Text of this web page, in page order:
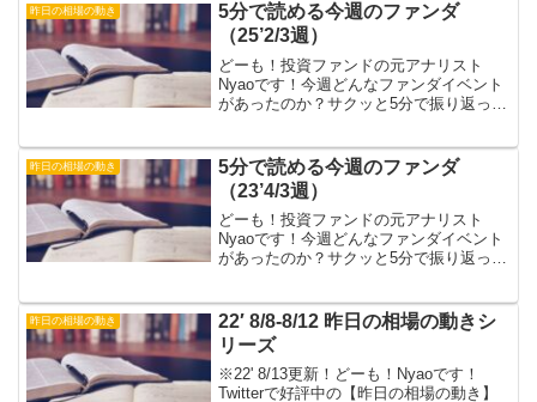
昨日の相場の動き
5分で読める今週のファンダ
（25’2/3週）
どーも！投資ファンドの元アナリスト
Nyaoです！今週どんなファンダイベント
があったのか？サクッと5分で振り返って
てるけど どうやってトレードに 活か
せばいい...
昨日の相場の動き
5分で読める今週のファンダ
（23’4/3週）
どーも！投資ファンドの元アナリスト
Nyaoです！今週どんなファンダイベント
があったのか？サクッと5分で振り返って
→Twitterフォローはこちらから！▶毎週
日曜夜20...
昨日の相場の動き
22′ 8/8-8/12 昨日の相場の動きシ
リーズ
※22' 8/13更新！どーも！Nyaoです！
Twitterで好評中の【昨日の相場の動き】